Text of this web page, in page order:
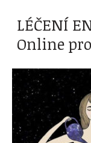
LÉČENÍ
Online